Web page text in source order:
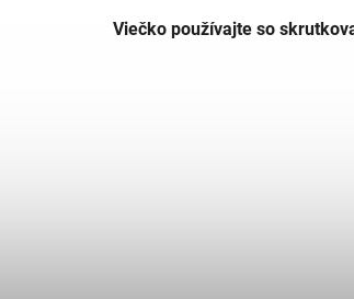
Viečko používajte so